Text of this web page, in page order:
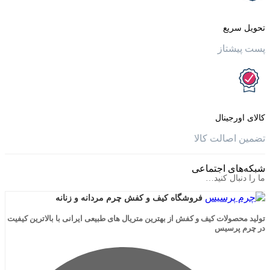
کالا
اجتماعی
کنید…
فروشگاه کیف و کفش چرم مردانه و زنانه
کیف و کفش از بهترین متریال های طبیعی ایرانی با بالاترین کیفیت